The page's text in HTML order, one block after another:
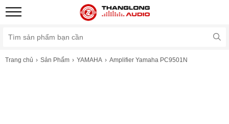
Trang chủ Sản Phẩm YAMAHA Amplifier Yamaha PC9501N